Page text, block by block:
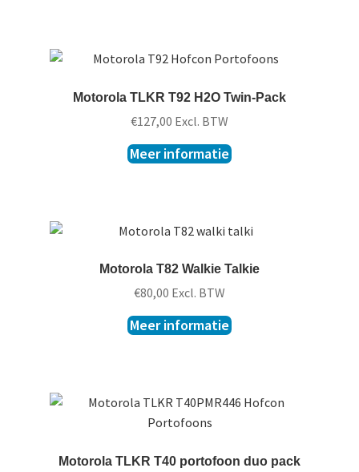
Motorola TLKR T92 H2O Twin-Pack
€127,00 Excl. BTW
Meer informatie
Motorola T82 Walkie Talkie
€80,00 Excl. BTW
Meer informatie
Motorola TLKR T40 portofoon duo pack